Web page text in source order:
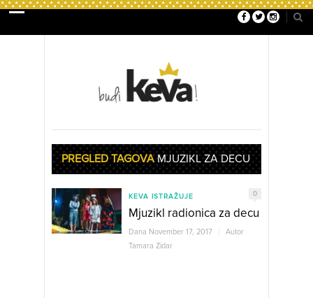
PREGLED TAGOVAMJUZIKL ZA DECU
KEVA ISTRAŽUJE 0
Mjuzikl radionica za decu
Dana November 17, 2017
Autor
Tamara Zidar